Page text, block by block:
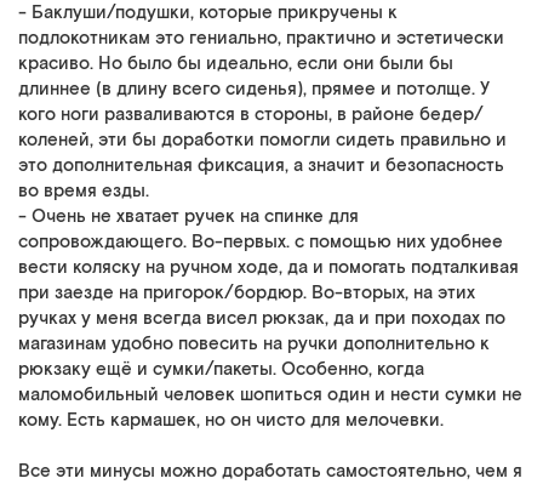
- Баклуши/подушки, которые прикручены к
подлокотникам это гениально, практично и эстетически
красиво. Но было бы идеально, если они были бы
длиннее (в длину всего сиденья), прямее и потолще. У
кого ноги разваливаются в стороны, в районе бедер/
коленей, эти бы доработки помогли сидеть правильно и
это дополнительная фиксация, а значит и безопасность
во время езды.
- Очень не хватает ручек на спинке для
сопровождающего. Во-первых. с помощью них удобнее
вести коляску на ручном ходе, да и помогать подталкивая
при заезде на пригорок/бордюр. Во-вторых, на этих
ручках у меня всегда висел рюкзак, да и при походах по
магазинам удобно повесить на ручки дополнительно к
рюкзаку ещё и сумки/пакеты. Особенно, когда
маломобильный человек шопиться один и нести сумки не
кому. Есть кармашек, но он чисто для мелочевки.
Все эти минусы можно доработать самостоятельно, чем я